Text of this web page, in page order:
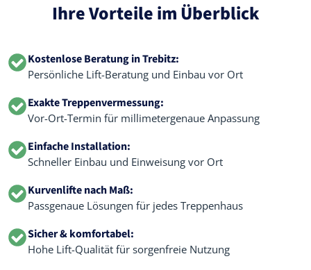
Ihre Vorteile im Überblick
Kostenlose Beratung in Trebitz:
Persönliche Lift-Beratung und Einbau vor Ort
Exakte Treppenvermessung:
Vor-Ort-Termin für millimetergenaue Anpassung
Einfache Installation:
Schneller Einbau und Einweisung vor Ort
Kurvenlifte nach Maß:
Passgenaue Lösungen für jedes Treppenhaus
Sicher & komfortabel:
Hohe Lift-Qualität für sorgenfreie Nutzung